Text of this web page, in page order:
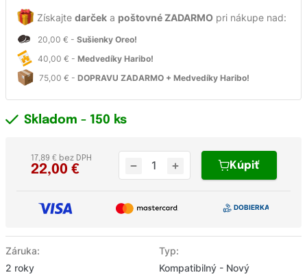
Získajte darček a poštovné ZADARMO pri nákupe nad:
20,00 € - Sušienky Oreo!
40,00 € - Medvedíky Haribo!
75,00 € - DOPRAVU ZADARMO + Medvedíky Haribo!
Záruka:
2 roky
Typ:
Kompatibilný - Nový
Skladom - 150 ks
22,00 €
17,89 € bez DPH
Kúpiť